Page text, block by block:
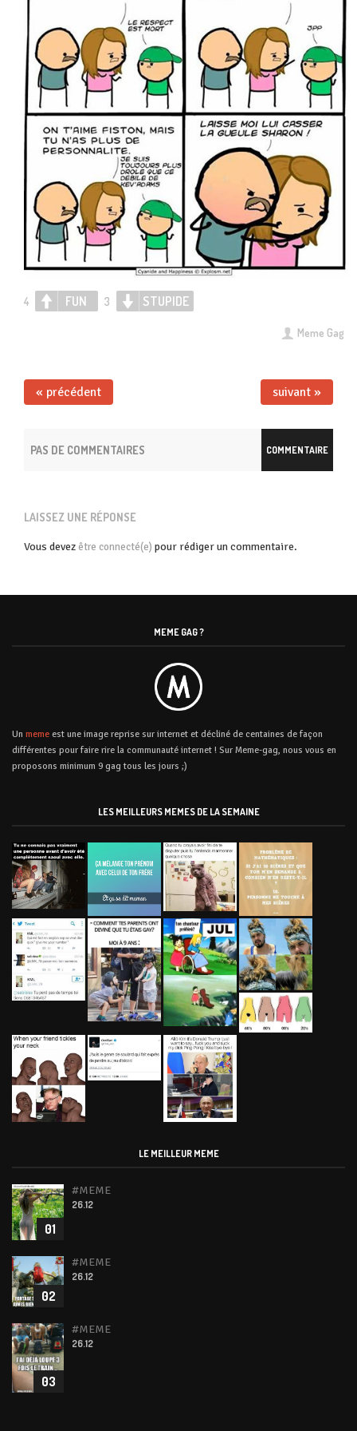
Meme Gag
4 FUN 3 STUPIDE
« précédent suivant »
COMMENTAIRE
PAS DE COMMENTAIRES
LAISSEZ UNE RÉPONSE
Vous devez être connecté(e) pour rédiger un commentaire.
MEME GAG ?
Un meme est une image reprise sur internet et décliné de centaines de façon
différentes pour faire rire la communauté internet ! Sur Meme-gag, nous vous en
proposons minimum 9 gag tous les jours ;)
LES MEILLEURS MEMES DE LA SEMAINE
LE MEILLEUR MEME
01
#MEME
26.12
02
#MEME
26.12
03
#MEME
26.12